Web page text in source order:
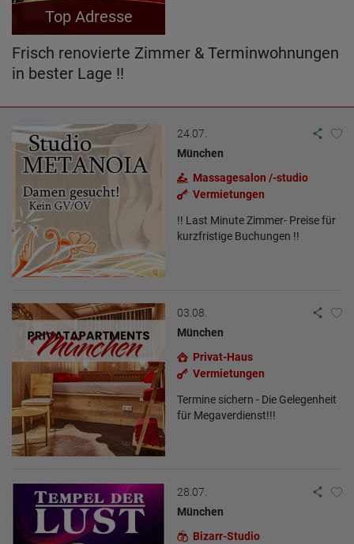
Top Adresse
Frisch renovierte Zimmer & Terminwohnungen
in bester Lage !!
24.07.
München
Massagesalon /-studio
Vermietungen
!! Last Minute Zimmer- Preise für
kurzfristige Buchungen !!
03.08.
München
Privat-Haus
Vermietungen
Termine sichern - Die Gelegenheit
für Megaverdienst!!!
28.07.
München
Bizarr-Studio